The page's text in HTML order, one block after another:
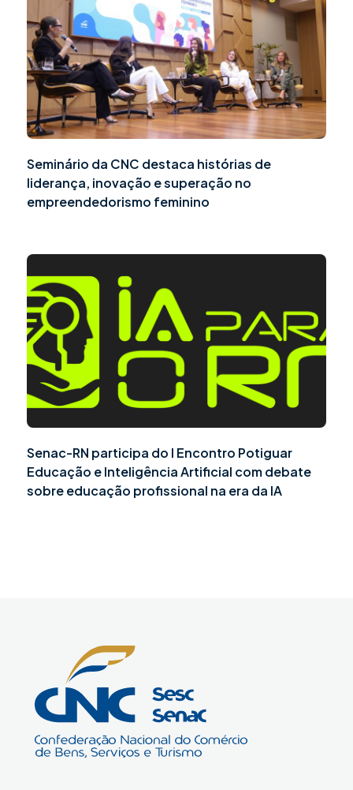
Seminário da CNC destaca histórias de
liderança, inovação e superação no
empreendedorismo feminino
Senac-RN participa do I Encontro Potiguar
Educação e Inteligência Artificial com debate
sobre educação profissional na era da IA